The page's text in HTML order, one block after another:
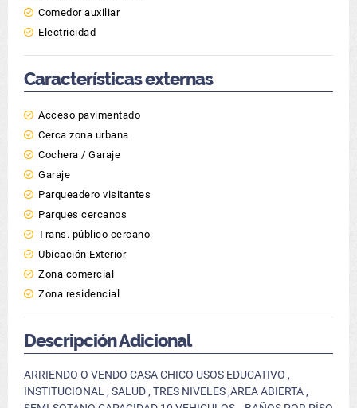
Comedor auxiliar
Electricidad
Características externas
Acceso pavimentado
Cerca zona urbana
Cochera / Garaje
Garaje
Parqueadero visitantes
Parques cercanos
Trans. público cercano
Ubicación Exterior
Zona comercial
Zona residencial
Descripción Adicional
ARRIENDO O VENDO CASA CHICO USOS EDUCATIVO ,
INSTITUCIONAL , SALUD , TRES NIVELES ,AREA ABIERTA ,